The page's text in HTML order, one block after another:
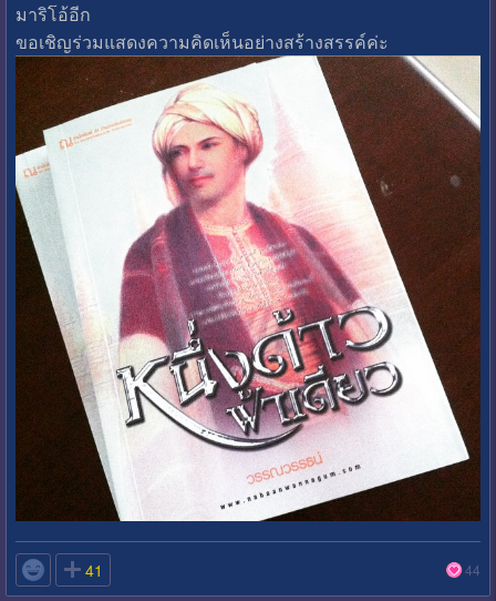
มาริโอ้อีก
ขอเชิญร่วมแสดงความคิดเห็นอย่างสร้างสรรค์ค่ะ
 41 44